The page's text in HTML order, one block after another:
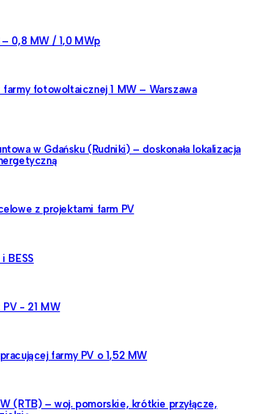
0,8 MW / 1,0 MWp
fotowoltaicznej 1 MW – Warszawa
w Gdańsku (Rudniki) – doskonała lokalizacja
z projektami farm PV
BESS
- 21 MW
farmy PV o 1,52 MW
(RTB) – woj. pomorskie, krótkie przyłącze,